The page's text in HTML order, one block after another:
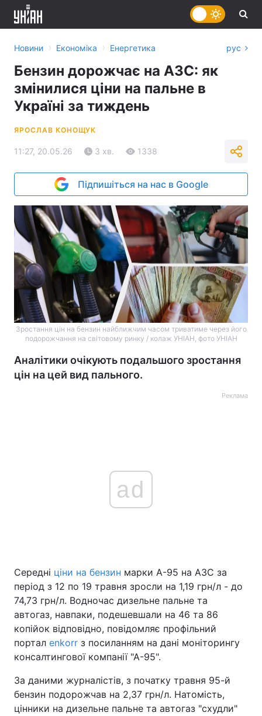
Головна Війна
Україна Політика
Економіка Світ
Спорт Наука
Техно і зв'язок Лайт
Зброя Інциденти
Новини › Економіка › Енергетика рус
Бензин дорожчає на АЗС: як
змінилися ціни на пальне в
Україні за тиждень
ЯРОСЛАВ КОНОЩУК
11:27, 20.05.26 3 хв. 1338
Підпишіться на нас в Google
Зростання цін на бензин найближчим часом триватиме через його
подорожчання на світовому ринку / колаж УНІАН, фото УНІАН
Аналітики очікують подальшого зростання
цін на цей вид пального.
Реклама
ad
Середні ціни на бензин марки А-95 на АЗС за
період з 12 по 19 травня зросли на 1,19 грн/л - до
74,73 грн/л. Водночас дизельне пальне та
автогаз, навпаки, подешевшали на 46 та 86
копійок відповідно, повідомляє профільний
портал enkorr з посиланням на дані моніторингу
консалтингової компанії "А-95".
За даними журналістів, з початку травня 95-й
бензин подорожчав на 2,37 грн/л. Натомість,
цінники на дизельне пальне та автогаз "схудли"